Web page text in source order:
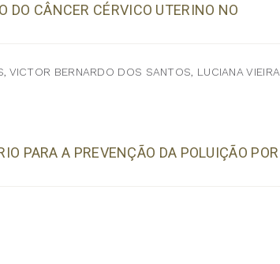
DO CÂNCER CÉRVICO UTERINO NO
VICTOR BERNARDO DOS SANTOS, LUCIANA VIEIRA
PARA A PREVENÇÃO DA POLUIÇÃO POR